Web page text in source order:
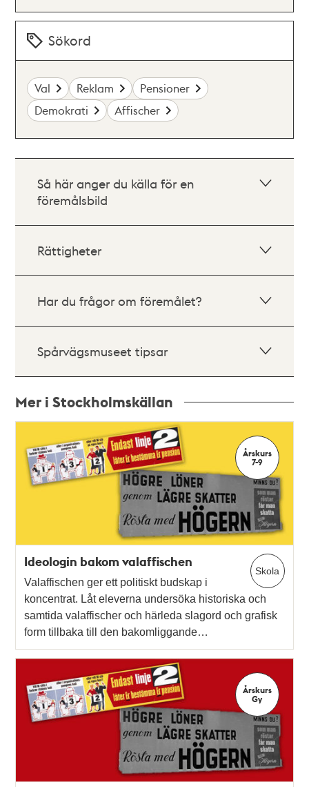
Sökord
Val Reklam
Pensioner
Demokrati
Affischer
Så här anger du källa för en
föremålsbild
Rättigheter
Har du frågor om föremålet?
Spårvägsmuseet tipsar
Mer i Stockholmskällan
poster
och
teman
Årskurs
7-9
Skola
Ideologin bakom valaffischen
Valaffischen ger ett politiskt budskap i
koncentrat. Låt eleverna undersöka historiska och
samtida valaffischer och härleda slagord och grafisk
form tillbaka till den bakomliggande…
Årskurs
Gy